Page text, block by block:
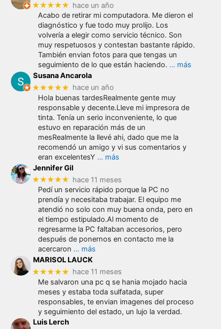
★★★★★ hace un año
Acabo de retirar mi computadora. Me dieron el
diagnóstico y fue todo muy prolijo. Los
volvería a elegir como servicio técnico. Son
muy respetuosos y contestan bastante rápido.
También envian fotos para que tengas un
seguimiento de lo que están haciendo. … más
Susana Ancarola
★★★★★ hace un año
Hola buenas tardesRealmente gente muy
responsable y decente.Lleve mi impresora de
tinta. Tenía un serio inconveniente, lo que
estuvo en reparación más de un
mesRealmente la llevé ahi, dado que me la
recomendó un amigo y vi sus comentarios y
eran excelentesY … más
Jennifer Gil
★★★★★ hace 11 meses
Pedí un servicio rápido porque la PC no
prendía y necesitaba trabajar. El equipo me
atendió no solo con muy buena onda, pero en
el tiempo estipulado.Al momento de
regresarme la PC faltaban accesorios, pero
después de ponernos en contacto me la
acercaron … más
MARISOL LAUCK
★★★★★ hace 11 meses
Me salvaron una pc q se hania mojado hacia
meses y estaba toda sulfatada, super
responsables, te envian imagenes del proceso
y seguimiento del estado, un lujo la verdad.
Luis Lerch